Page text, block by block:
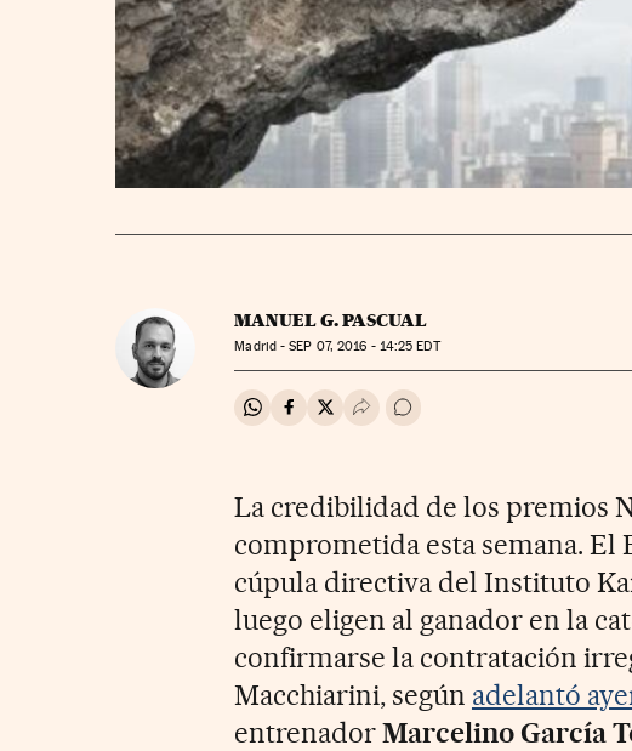
MANUEL G. PASCUAL
Madrid -SEP 07, 2016 - 14:25 EDT
Compartir en Whatsapp
Compartir en Facebook
Compartir en Twitter
Desplegar Redes Sociales
Ir a los comentarios
La credibilidad de los premios
comprometida esta semana. El
cúpula directiva del Instituto
luego eligen al ganador en la
confirmarse la contratación
Macchiarini, según adelantó
entrenadorMarcelino García